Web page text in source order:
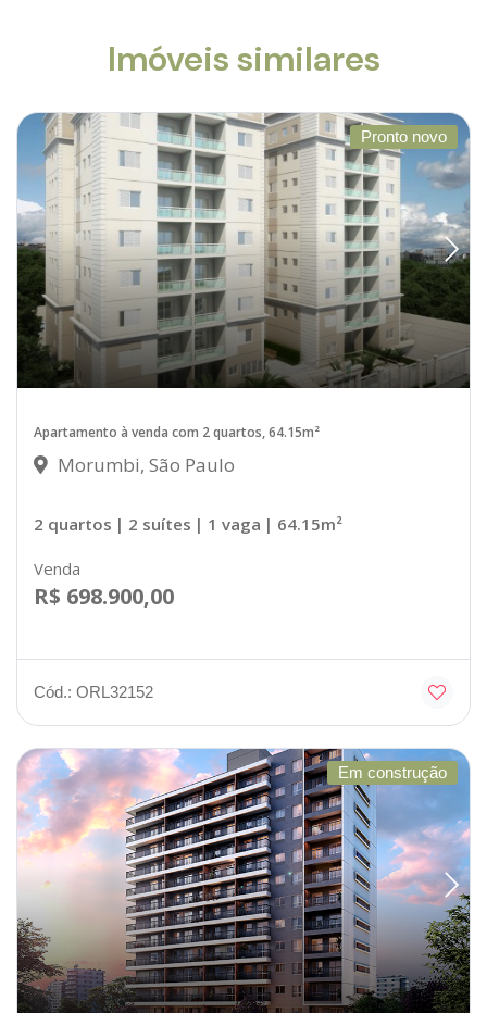
Imóveis similares
Pronto novo
Apartamento à venda com 2 quartos, 64.15m²
Morumbi, São Paulo
2 quartos | 2 suítes | 1 vaga | 64.15m²
Venda
R$ 698.900,00
Cód.: ORL32152
Em construção